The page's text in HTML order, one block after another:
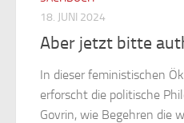
18. JUNI 2024
Aber jetzt bitte
In dieser feministischen
erforscht die politische
Govrin, wie Begehren die